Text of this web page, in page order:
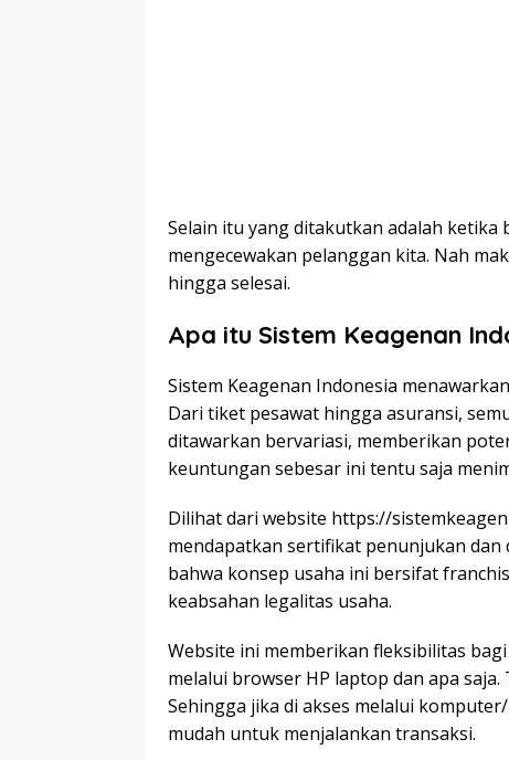
Selain itu yang ditakutkan adalah
mengecewakan pelanggan kita. Nah
hingga selesai.
Apa itu Sistem Keagenan
Sistem Keagenan Indonesia
Dari tiket pesawat hingga asuransi,
ditawarkan bervariasi, memberikan
keuntungan sebesar ini tentu saja
Dilihat dari website https://
mendapatkan sertifikat penunjukan dan
bahwa konsep usaha ini bersifat
keabsahan legalitas usaha.
Website ini memberikan fleksibilitas
melalui browser HP laptop dan apa
Sehingga jika di akses melalui
mudah untuk menjalankan transaksi.